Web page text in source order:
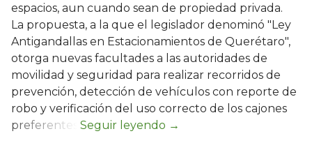
espacios, aun cuando sean de propiedad privada.
La propuesta, a la que el legislador denominó "Ley
Antigandallas en Estacionamientos de Querétaro",
otorga nuevas facultades a las autoridades de
movilidad y seguridad para realizar recorridos de
prevención, detección de vehículos con reporte de
robo y verificación del uso correcto de los cajones
preferentes.